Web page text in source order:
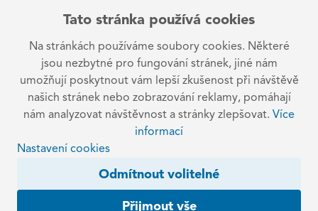
Tato stránka používá cookies
Na stránkách používáme soubory cookies. Některé
jsou nezbytné pro fungování stránek, jiné nám
umožňují poskytnout vám lepší zkušenost při návštěvě
našich stránek nebo zobrazování reklamy, pomáhají
nám analyzovat návštěvnost a stránky zlepšovat. Více
informací
Nastavení cookies
Odmítnout volitelné
Přijmout vše